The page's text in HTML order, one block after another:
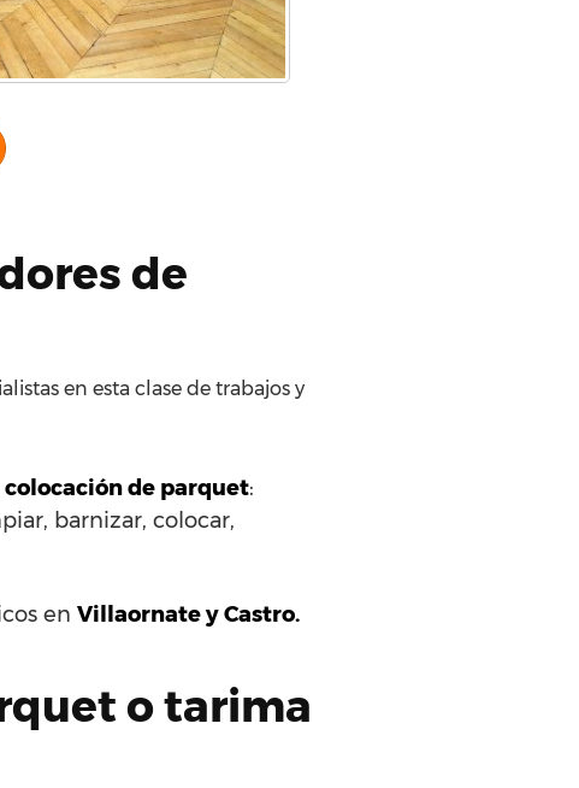
de
en esta clase de trabajos y
de parquet:
barnizar, colocar,
en Villaornate y Castro.
o tarima